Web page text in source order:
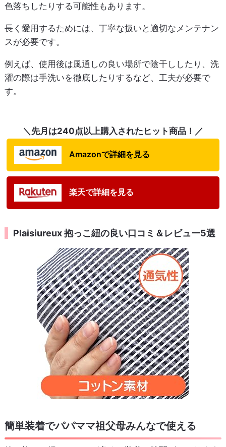
色落ちしたりする可能性もあります。
長く愛用するためには、丁寧な扱いと適切なメンテナン
スが必要です。
例えば、使用後は風通しの良い場所で陰干ししたり、洗
濯の際は手洗いを徹底したりするなど、工夫が必要で
す。
＼先月は240点以上購入されたヒット商品！／
Amazonで詳細を見る
楽天で詳細を見る
Plaisiureux 抱っこ紐の良い口コミ＆レビュー5選
簡単装着でパパママ祖父母みんなで使える